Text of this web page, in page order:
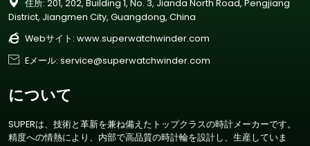
住所: 201, 202, Building 1, No. 3, Jianda North Road, Pengjiang
District, Jiangmen City, Guangdong, China
 Webサイト: www.superwatchwinder.com
 Eメール: service@superwatchwinder.com
について
SUPERは、技術と革新を兼ね備えたトップクラスの時計メーカーです。
精度への情熱により、内部で高品質の時計輪を設計し、生産していま